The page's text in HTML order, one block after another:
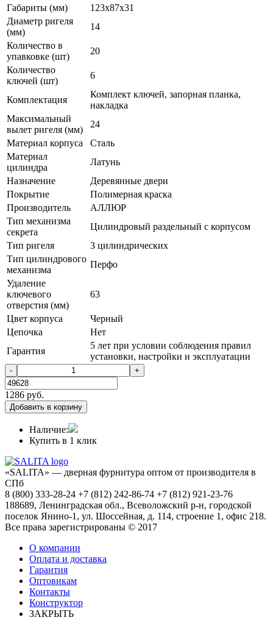
Габариты (мм)
123х87х31
Диаметр ригеля
(мм)
14
Количество в
упавковке (шт)
20
Количество
ключей (шт)
6
Комплектация
Комплект ключей, запорная планка,
накладка
Максимальный
вылет ригеля (мм)
24
Материал корпуса
Сталь
Материал
цилиндра
Латунь
Назначение
Деревянные двери
Покрытие
Полимерная краска
Производитель
АЛЛЮР
Тип механизма
секрета
Цилиндровый раздельный с корпусом
Тип ригеля
3 цилиндрических
Тип цилиндрового
механизма
Перфо
Удаление
ключевого
отверстия (мм)
63
Цвет корпуса
Черный
Цепочка
Нет
Гарантия
5 лет при условии соблюдения правил
установки, настройки и эксплуатации
- +
1286 руб.
Добавить в корзину
Наличие:
Купить в 1 клик
«SALITA» — дверная фурнитура оптом от производителя в
СПб
8 (800) 333-28-24 +7 (812) 242-86-74 +7 (812) 921-23-76
188689, Ленинградская обл., Всеволожский р-н, городской
поселок Янино-1, ул. Шоссейная, д. 114, строение 1, офис 218.
Все права зарегистрированы © 2017
О компании
Оплата и доставка
Гарантия
Оптовикам
Контакты
Конструктор
ЗАКРЫТЬ